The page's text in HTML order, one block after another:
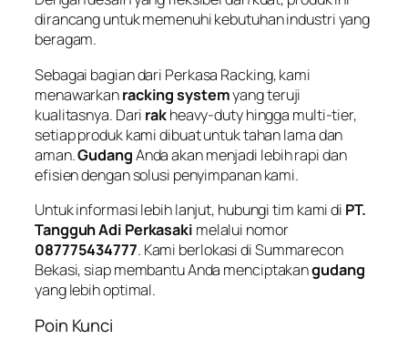
dirancang untuk memenuhi kebutuhan industri yang
beragam.
Sebagai bagian dari Perkasa Racking, kami
menawarkanracking systemyang teruji
kualitasnya. Dari rakheavy-duty hingga multi-tier,
setiap produk kami dibuat untuk tahan lama dan
aman.GudangAnda akan menjadi lebih rapi dan
efisien dengan solusi penyimpanan kami.
Untuk informasi lebih lanjut, hubungi tim kami di PT.
Tangguh Adi Perkasaki melalui nomor
087775434777. Kami berlokasi di Summarecon
Bekasi, siap membantu Anda menciptakangudang
yang lebih optimal.
Poin Kunci